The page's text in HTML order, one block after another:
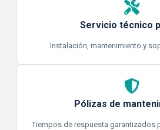
Servicio técnico
Instalación, mantenimiento y
Pólizas de
Tiempos de respuesta garantizados